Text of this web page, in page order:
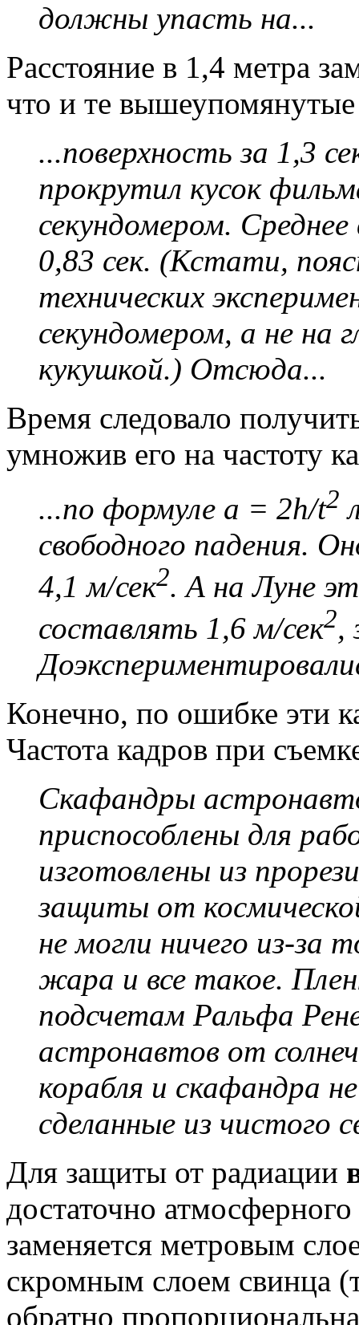
должны упасть на...
Расстояние в 1,4 метра
что и те
...поверхность за 1,3
прокрутил кусок
секундомером. Среднее
0,83 сек. (Кстати,
технических
секундомером, а не на
кукушкой.) Отсюда...
Время следовало
умножив его на частоту
...по формуле a = 2h/t2
свободного падения.
4,1 м/сек2. А на Луне
составлять 1,6 м/сек2,
Конечно, по ошибке эти
Частота кадров при
Скафандры
приспособлены для
изготовлены из
защиты от
не могли ничего из-за
жара и все такое.
подсчетам Ральфа
астронавтов от
корабля и скафандра
сделанные из чистого
Для защиты от радиации
достаточно
заменяется метровым
скромным слоем свинца
обратно